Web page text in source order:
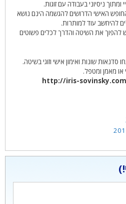
האישי הדרושים להגשמה הינם נושא
להיחשב עוד למותרות.
להפוך את השיטה והדרך לכלים פשוטים
שונות ואימון אישי וזוגי בשיטה.
מאמן ומטפל.